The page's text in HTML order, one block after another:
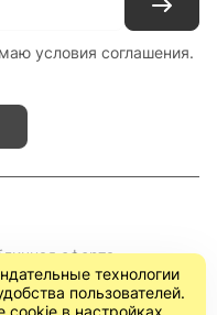
условия соглашения.
оферта
технологии
пользователей.
cookie в настройках